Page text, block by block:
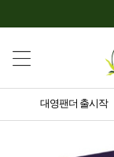
대영팬더 출시작